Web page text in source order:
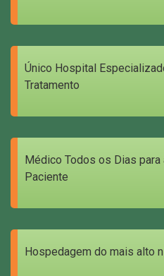
Único Hospital
Tratamento
Médico Todos os Dias para
Paciente
Hospedagem do mais alto